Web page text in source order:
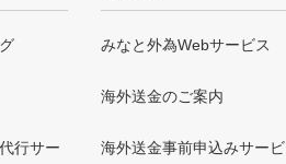
行サー
みなと外為Webサービス
海外送金のご案内
海外送金事前申込みサービ